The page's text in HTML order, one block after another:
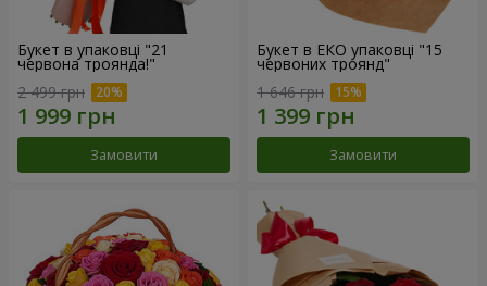
Букет в упаковці "21
червона троянда!"
2 499 грн
Замовити
Букет в ЕКО упаковці "15
червоних троянд"
1 646 грн
Замовити